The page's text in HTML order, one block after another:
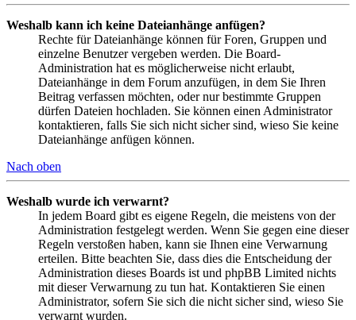
Weshalb kann ich keine Dateianhänge anfügen?
Rechte für Dateianhänge können für Foren, Gruppen und
einzelne Benutzer vergeben werden. Die Board-
Administration hat es möglicherweise nicht erlaubt,
Dateianhänge in dem Forum anzufügen, in dem Sie Ihren
Beitrag verfassen möchten, oder nur bestimmte Gruppen
dürfen Dateien hochladen. Sie können einen Administrator
kontaktieren, falls Sie sich nicht sicher sind, wieso Sie keine
Dateianhänge anfügen können.
Nach oben
Weshalb wurde ich verwarnt?
In jedem Board gibt es eigene Regeln, die meistens von der
Administration festgelegt werden. Wenn Sie gegen eine dieser
Regeln verstoßen haben, kann sie Ihnen eine Verwarnung
erteilen. Bitte beachten Sie, dass dies die Entscheidung der
Administration dieses Boards ist und phpBB Limited nichts
mit dieser Verwarnung zu tun hat. Kontaktieren Sie einen
Administrator, sofern Sie sich die nicht sicher sind, wieso Sie
verwarnt wurden.